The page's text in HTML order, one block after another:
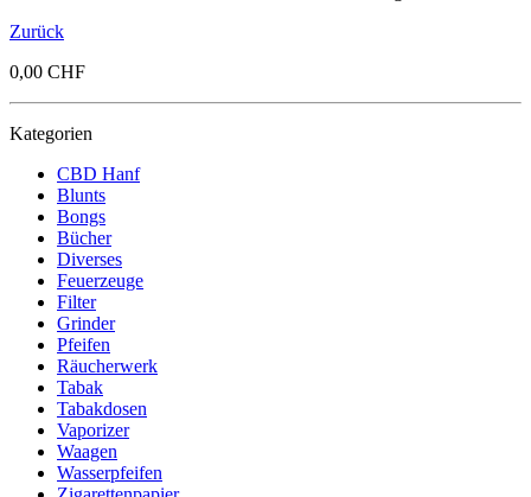
Zurück
0,00 CHF
Kategorien
CBD Hanf
Blunts
Bongs
Bücher
Diverses
Feuerzeuge
Filter
Grinder
Pfeifen
Räucherwerk
Tabak
Tabakdosen
Vaporizer
Waagen
Wasserpfeifen